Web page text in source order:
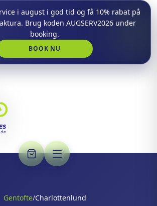
i august i god tid og få 10% rabat på
Brug koden AUGSERV2026 under
booking.
BOOK NU
Gentofte/Charlottenlund